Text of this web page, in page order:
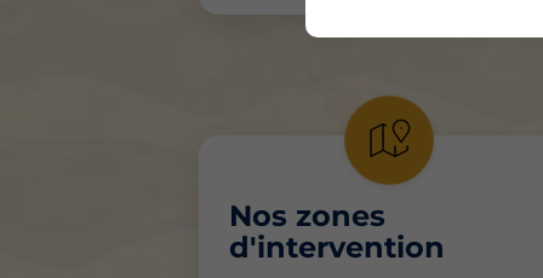
Nos zones
d'intervention